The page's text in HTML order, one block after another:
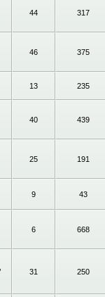
44 317
46 375
13 235
40 439
25 191
9 43
6 668
31 250